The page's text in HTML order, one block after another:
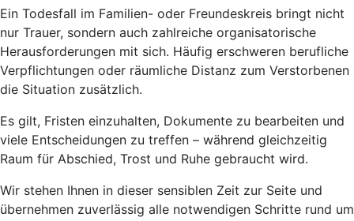
Ein Todesfall im Familien- oder Freundeskreis bringt nicht
nur Trauer, sondern auch zahlreiche organisatorische
Herausforderungen mit sich. Häufig erschweren berufliche
Verpflichtungen oder räumliche Distanz zum Verstorbenen
die Situation zusätzlich.
Es gilt, Fristen einzuhalten, Dokumente zu bearbeiten und
viele Entscheidungen zu treffen – während gleichzeitig
Raum für Abschied, Trost und Ruhe gebraucht wird.
Wir stehen Ihnen in dieser sensiblen Zeit zur Seite und
übernehmen zuverlässig alle notwendigen Schritte rund um